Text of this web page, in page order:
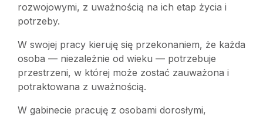
rozwojowymi, z uważnością na ich etap życia i
potrzeby.
W swojej pracy kieruję się przekonaniem, że każda
osoba — niezależnie od wieku — potrzebuje
przestrzeni, w której może zostać zauważona i
potraktowana z uważnością.
W gabinecie pracuję z osobami dorosłymi,